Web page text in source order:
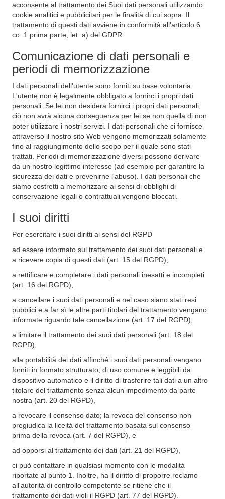
acconsente al trattamento dei Suoi dati personali utilizzando
cookie analitici e pubblicitari per le finalità di cui sopra. Il
trattamento di questi dati avviene in conformità all'articolo 6
co. 1 prima parte, let. a) del GDPR.
Comunicazione di dati personali e
periodi di memorizzazione
I dati personali dell'utente sono forniti su base volontaria.
L'utente non è legalmente obbligato a fornirci i propri dati
personali. Se lei non desidera fornirci i propri dati personali,
ciò non avrà alcuna conseguenza per lei se non quella di non
poter utilizzare i nostri servizi. I dati personali che ci fornisce
attraverso il nostro sito Web vengono memorizzati solamente
fino al raggiungimento dello scopo per il quale sono stati
trattati. Periodi di memorizzazione diversi possono derivare
da un nostro legittimo interesse (ad esempio per garantire la
sicurezza dei dati e prevenirne l'abuso). I dati personali che
siamo costretti a memorizzare ai sensi di obblighi di
conservazione legali o contrattuali vengono bloccati.
I suoi diritti
Per esercitare i suoi diritti ai sensi del RGPD
ad essere informato sul trattamento dei suoi dati personali e
a ricevere copia di questi dati (art. 15 del RGPD),
a rettificare e completare i dati personali inesatti e incompleti
(art. 16 del RGPD),
a cancellare i suoi dati personali e nel caso siano stati resi
pubblici e a far sì le altre parti titolari del trattamento vengano
informate riguardo tale cancellazione (art. 17 del RGPD),
a limitare il trattamento dei suoi dati personali (art. 18 del
RGPD),
alla portabilità dei dati affinché i suoi dati personali vengano
forniti in formato strutturato, di uso comune e leggibili da
dispositivo automatico e il diritto di trasferire tali dati a un altro
titolare del trattamento senza alcun impedimento da parte
nostra (art. 20 del RGPD),
a revocare il consenso dato; la revoca del consenso non
pregiudica la liceità del trattamento basata sul consenso
prima della revoca (art. 7 del RGPD), e
ad opporsi al trattamento dei dati (art. 21 del RGPD),
ci può contattare in qualsiasi momento con le modalità
riportate al punto 1. Inoltre, ha il diritto di proporre reclamo
all'autorità di controllo competente se ritiene che il
trattamento dei dati violi il RGPD (art. 77 del RGPD).